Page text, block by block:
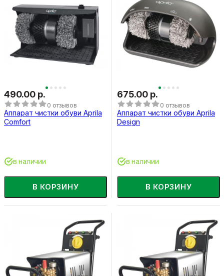
490.00 р.
0 отзывов
Аппарат чистки обуви Aprila
Comfort
В КОРЗИНУ
в наличии
675.00 р.
0 отзывов
Аппарат чистки обуви Aprila
Design
В КОРЗИНУ
в наличии